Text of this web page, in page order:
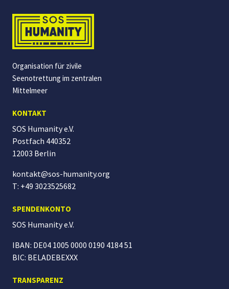
Organisation für zivile
Seenotrettung im zentralen
Mittelmeer
KONTAKT
SOS Humanity e.V.
Postfach 440352
12003 Berlin
kontakt@sos-humanity.org
T: +49 3023525682
SPENDENKONTO
SOS Humanitye.V.
IBAN: DE04 1005 0000 0190 4184 51
BIC: BELADEBEXXX
TRANSPARENZ